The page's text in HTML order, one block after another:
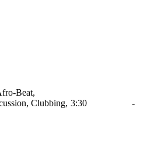
Beat,
Clubbing, 3:30 -